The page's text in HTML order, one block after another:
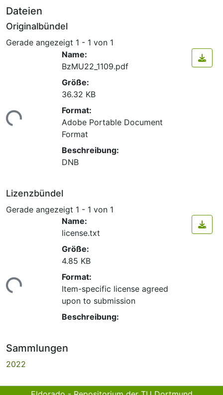
Dateien
Originalbündel
Gerade angezeigt 1 - 1 von 1
Name:
BzMU22_1109.pdf
Größe:
36.32 KB
Format:
Adobe Portable Document
Format
Beschreibung:
DNB
Lizenzbündel
Gerade angezeigt 1 - 1 von 1
Name:
license.txt
Größe:
4.85 KB
Format:
Item-specific license agreed
upon to submission
Beschreibung:
Sammlungen
2022